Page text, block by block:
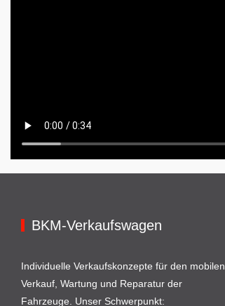
BKM-Verkaufswagen
Individuelle Verkaufskonzepte für den mobilen
Verkauf, Wartung und Reparatur der
Fahrzeuge. Unser Schwerpunkt: